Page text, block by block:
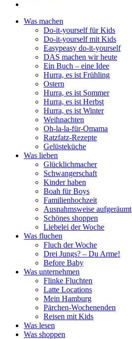
Was machen
Do-it-yourself für Kids
Do-it-yourself mit Kids
Easypeasy do-it-yourself
DAS machen wir heute
Ein Buch – eine Idee
Hurra, es ist Frühling
Ostern
Hurra, es ist Sommer
Hurra, es ist Herbst
Hurra, es ist Winter
Weihnachten
Oh-la-la-für-Omama
Ratzfatz-Rezepte
Gelüsteküche
Was lieben
Glücklichmacher
Schwangerschaft
Kinder haben
Boah für Boys
Familienhochzeit
Ausnahmsweise aufgeräumt
Schönes shoppen
Liebelei der Woche
Was fluchen
Fluch der Woche
Drei Jungs? – Du Arme!
Before Baby
Was unternehmen
Flinke Fluchten
Latte Locations
Mein Hamburg
Pärchen-Wochenenden
Reisen mit Kids
Was lesen
Was shoppen